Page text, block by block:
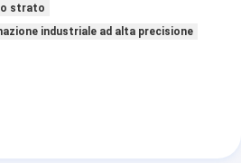
strato
industriale ad alta precisione